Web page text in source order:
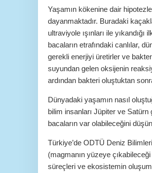
Yaşamın kökenine dair
dayanmaktadır. Buradaki
ultraviyole ışınları ile
bacaların etrafındaki canlılar,
gerekli enerjiyi üretirler ve
suyundan gelen oksijenin
ardından bakteri oluştuktan
Dünyadaki yaşamın nasıl
bilim insanları Jüpiter ve Satürn
bacaların var olabileceğini
Türkiye’de ODTÜ Deniz
(magmanın yüzeye
süreçleri ve ekosistemin